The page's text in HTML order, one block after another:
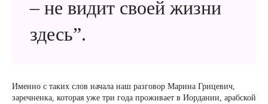
– не видит своей жизни
здесь”.
Именно с таких слов начала наш разговор Марина Грицевич,
заречненка, которая уже три года проживает в Иордании, арабской